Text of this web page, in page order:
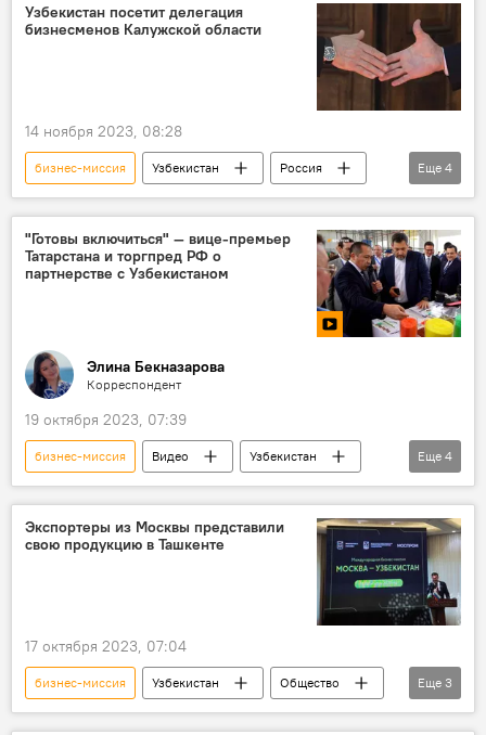
Узбекистан посетит делегация
бизнесменов Калужской области
14 ноября 2023, 08:28
бизнес-миссия Узбекистан
Россия
бизнес
Калужская область
сотрудничество
Экономика
Еще 4
"Готовы включиться" — вице-премьер
Татарстана и торгпред РФ о
партнерстве с Узбекистаном
Элина Бекназарова
Корреспондент
19 октября 2023, 07:39
бизнес-миссия Видео
Узбекистан
Россия
бизнес
бизнес-форум
Чирчик
Еще 4
Экспортеры из Москвы представили
свою продукцию в Ташкенте
17 октября 2023, 07:04
бизнес-миссия Узбекистан
Общество
бизнес
Москва предприятия
Еще 3